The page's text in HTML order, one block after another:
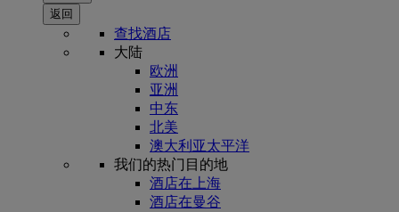
返回
查找酒店
大陆
欧洲
亚洲
中东
北美
澳大利亚太平洋
我们的热门目的地
酒店在上海
酒店在曼谷